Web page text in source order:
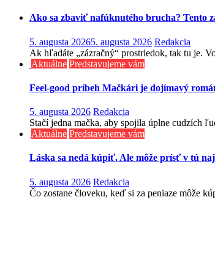
Ako sa zbaviť nafúknutého brucha? Tento
5. augusta 20265. augusta 2026 Redakcia
Ak hľadáte „zázračný“ prostriedok, tak tu je.
Aktuálne Predstavujeme vám
Feel-good príbeh Mačkári je dojímavý
5. augusta 2026 Redakcia
Stačí jedna mačka, aby spojila úplne cudzích
Aktuálne Predstavujeme vám
Láska sa nedá kúpiť. Ale môže prísť v tú
5. augusta 2026 Redakcia
Čo zostane človeku, keď si za peniaze môže